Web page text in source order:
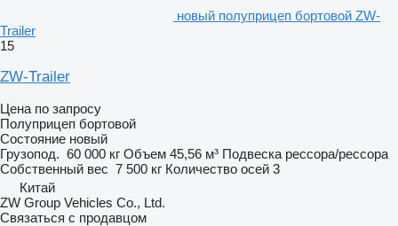
новый полуприцеп бортовой ZW-
Trailer
15
ZW-Trailer
Цена по запросу
Полуприцеп бортовой
Состояние новый
Грузопод. 60 000 кг Объем 45,56 м³ Подвеска рессора/рессора
Собственный вес 7 500 кг Количество осей 3
Китай
ZW Group Vehicles Co., Ltd.
Связаться с продавцом